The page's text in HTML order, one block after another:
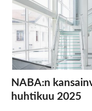
NABA:n
huhtikuu 2025